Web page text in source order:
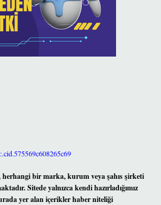
herhangi bir marka, kurum veya şahıs şirketi
Sitede yalnızca kendi hazırladığımız
yer alan içerikler haber niteliği